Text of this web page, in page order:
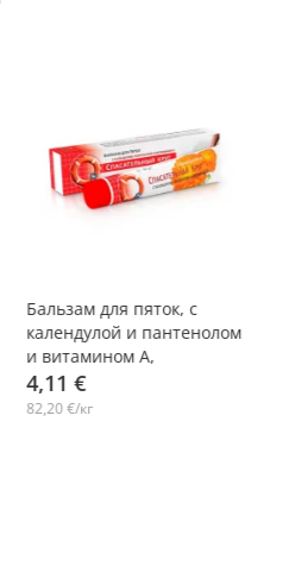
Бальзам для пяток, с
календулой и пантенолом
и витамином А,
Спасатель, 50 г
4,11 €
82,20 €/кг